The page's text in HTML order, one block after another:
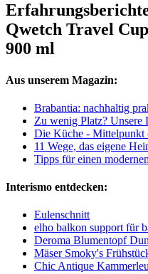
Qwetch Travel
900 ml
Aus unserem Magazin:
Brabantia: nachhaltig
Zu wenig Platz? Unsere
Die Küche - Mittelpunkt
11 Wege, das eigene
Tipps für einen
Interismo entdecken:
Eulenschnitt
elho balkon support für
Deroma Blumentopf
Mäser Smoky's
Chic Antique